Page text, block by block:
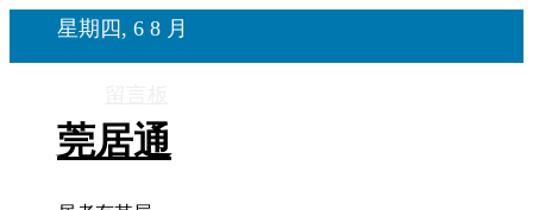
星期四, 6 8 月
莞居通